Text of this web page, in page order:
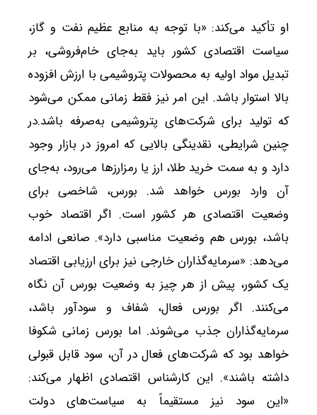
او تأکید می‌کند: «با توجه به منابع عظیم نفت و گاز،
سیاست اقتصادی کشور باید به‌جای خام‌فروشی، بر
تبدیل مواد اولیه به محصولات پتروشیمی با ارزش افزوده
بالا استوار باشد. این امر نیز فقط زمانی ممکن می‌شود
که تولید برای شرکت‌های پتروشیمی به‌صرفه باشد.در
چنین شرایطی، نقدینگی بالایی که امروز در بازار وجود
دارد و به سمت خرید طلا، ارز یا رمزارزها می‌رود، به‌جای
آن وارد بورس خواهد شد. بورس، شاخصی برای
وضعیت اقتصادی هر کشور است. اگر اقتصاد خوب
باشد، بورس هم وضعیت مناسبی دارد». صانعی ادامه
می‌دهد: «سرمایه‌گذاران خارجی نیز برای ارزیابی اقتصاد
یک کشور، پیش از هر چیز به وضعیت بورس آن نگاه
می‌کنند. اگر بورس فعال، شفاف و سودآور باشد،
سرمایه‌گذاران جذب می‌شوند. اما بورس زمانی شکوفا
خواهد بود که شرکت‌های فعال در آن، سود قابل قبولی
داشته باشند». این کارشناس اقتصادی اظهار می‌کند:
«این سود نیز مستقیماً به سیاست‌های دولت